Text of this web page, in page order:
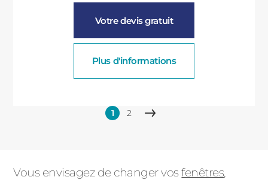
Votre devis gratuit
Plus d'informations
Page
1 Page
2
Page
Vous envisagez de changer vosfenêtres,